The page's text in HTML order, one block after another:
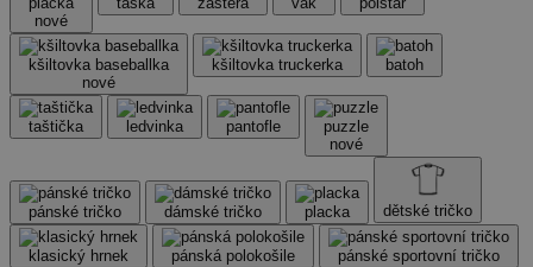
nové
kšiltovka baseballka
nové
kšiltovka truckerka batoh
taštička ledvinka pantofle
puzzle
nové
pánské tričko dámské tričko placka dětské tričko
klasický hrnek pánská polokošile pánské sportovní tričko